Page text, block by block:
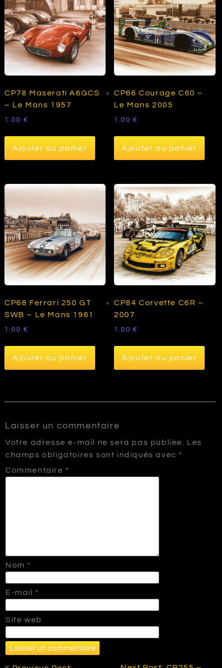
CP78 Maserati A6GCS
– Le Mans 1957
1.00 €
Ajouter au panier
CP66 Courage C60 –
Le Mans 2005
1.00€
Ajouter au panier
CP68 Ferrari 250 GT
SWB – Le Mans 1961
1.00 €
Ajouter au panier
CP84 Corvette C6R –
2007
1.00€
Ajouter au panier
Laisser un commentaire
Votre adresse e-mail ne sera pas publiée.
Les
champs obligatoires sont indiqués avec *
Commentaire *
Nom *
E-mail *
Site web
Navigation